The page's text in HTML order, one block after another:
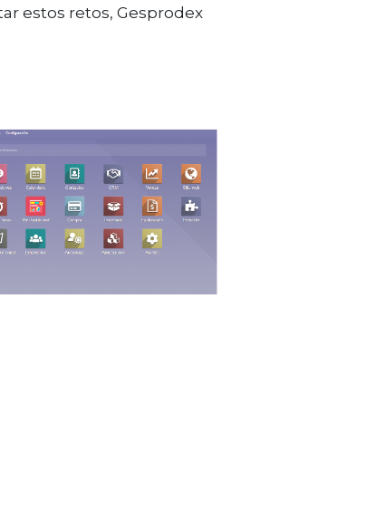
estos retos, Gesprodex